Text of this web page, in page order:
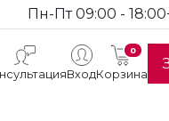
Пн-Пт 09:00 - 18:00
Вход
0
Корзина